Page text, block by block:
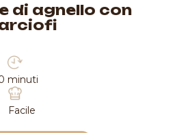
Lasagne ai